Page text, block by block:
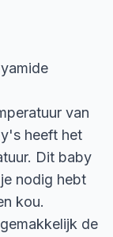
van
heeft het
Dit baby
nodig hebt
kou.
de